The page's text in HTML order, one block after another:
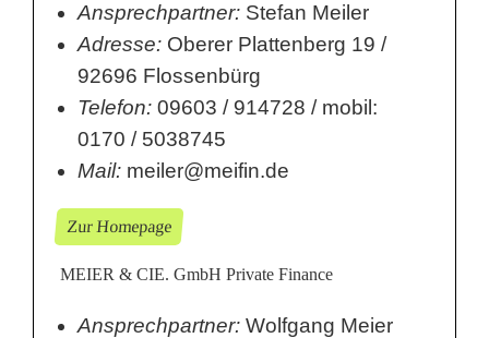
Ansprechpartner: Stefan Meiler
Adresse: Oberer Plattenberg 19 /
92696 Flossenbürg
Telefon: 09603 / 914728 / mobil:
0170 / 5038745
Mail: meiler@meifin.de
Zur Homepage
MEIER & CIE. GmbH Private Finance
Ansprechpartner: Wolfgang Meier